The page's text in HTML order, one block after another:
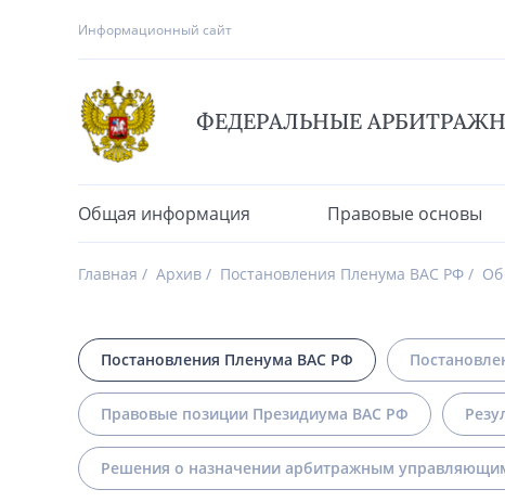
Информационный сайт
ФЕДЕРАЛЬНЫЕ
Общая информация Правовые основы
Главная Архив Постановления Пленума ВАС РФ Об
Постановления Пленума ВАС РФ
Правовые позиции Президиума ВАС РФ
Решения о назначении арбитражным